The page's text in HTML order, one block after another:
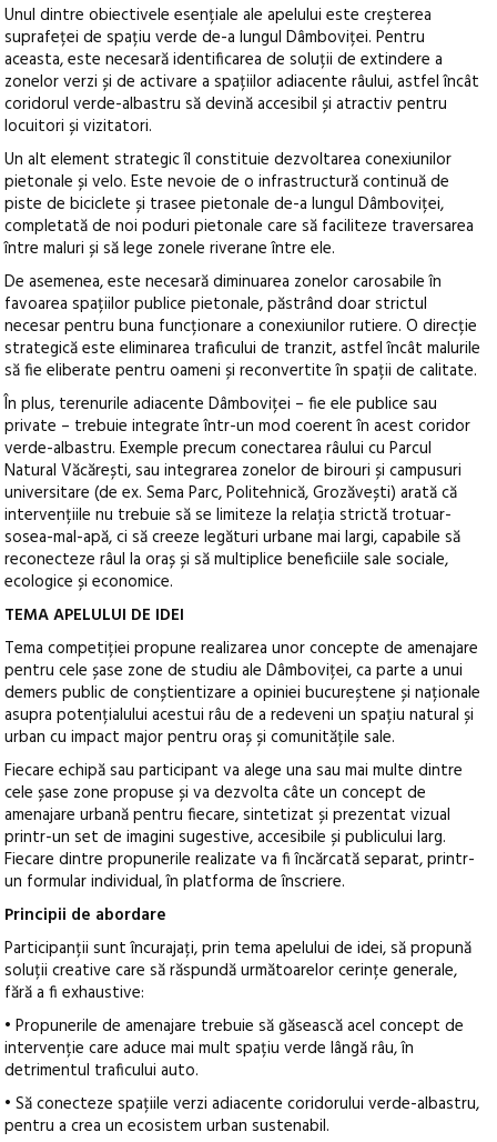
Unul dintre obiectivele esențiale ale apelului este creșterea
suprafeței de spațiu verde de-a lungul Dâmboviței. Pentru
aceasta, este necesară identificarea de soluții de extindere a
zonelor verzi și de activare a spațiilor adiacente râului, astfel încât
coridorul verde-albastru să devină accesibil și atractiv pentru
locuitori și vizitatori.
Un alt element strategic îl constituie dezvoltarea conexiunilor
pietonale și velo. Este nevoie de o infrastructură continuă de
piste de biciclete și trasee pietonale de-a lungul Dâmboviței,
completată de noi poduri pietonale care să faciliteze traversarea
între maluri și să lege zonele riverane între ele.
De asemenea, este necesară diminuarea zonelor carosabile în
favoarea spațiilor publice pietonale, păstrând doar strictul
necesar pentru buna funcționare a conexiunilor rutiere. O direcție
strategică este eliminarea traficului de tranzit, astfel încât malurile
să fie eliberate pentru oameni și reconvertite în spații de calitate.
În plus, terenurile adiacente Dâmboviței – fie ele publice sau
private – trebuie integrate într-un mod coerent în acest coridor
verde-albastru. Exemple precum conectarea râului cu Parcul
Natural Văcărești, sau integrarea zonelor de birouri și campusuri
universitare (de ex. Sema Parc, Politehnică, Grozăvești) arată că
intervențiile nu trebuie să se limiteze la relația strictă trotuar-
sosea-mal-apă, ci să creeze legături urbane mai largi, capabile să
reconecteze râul la oraș și să multiplice beneficiile sale sociale,
ecologice și economice.
TEMA APELULUI DE IDEI
Tema competiției propune realizarea unor concepte de amenajare
pentru cele șase zone de studiu ale Dâmboviței, ca parte a unui
demers public de conștientizare a opiniei bucureștene și naționale
asupra potențialului acestui râu de a redeveni un spațiu natural și
urban cu impact major pentru oraș și comunitățile sale.
Fiecare echipă sau participant va alege una sau mai multe dintre
cele șase zone propuse și va dezvolta câte un concept de
amenajare urbană pentru fiecare, sintetizat și prezentat vizual
printr-un set de imagini sugestive, accesibile și publicului larg.
Fiecare dintre propunerile realizate va fi încărcată separat, printr-
un formular individual, în platforma de înscriere.
Principii de abordare
Participanții sunt încurajați, prin tema apelului de idei, să propună
soluții creative care să răspundă următoarelor cerințe generale,
fără a fi exhaustive:
• Propunerile de amenajare trebuie să găsească acel concept de
intervenție care aduce mai mult spațiu verde lângă râu, în
detrimentul traficului auto.
• Să conecteze spațiile verzi adiacente coridorului verde-albastru,
pentru a crea un ecosistem urban sustenabil.